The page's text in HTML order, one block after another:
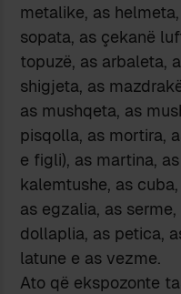
metalike, as
sopata, as çekanë
topuzë, as arbaleta,
shigjeta, as
as mushqeta, as
pisqolla, as mortira,
e figli), as martina,
kalemtushe, as
as egzalia, as
dollaplia, as petica,
latune e as vezme.
Ato që ekspozonte